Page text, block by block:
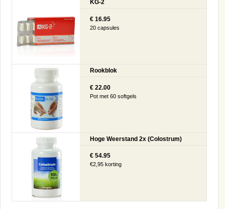
KG-2
€ 16.95
20 capsules
Rookblok
€ 22.00
Pot met 60 softgels
Hoge Weerstand 2x (Colostrum)
€ 54.95
€2,95 korting